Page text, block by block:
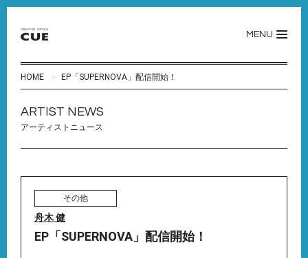
MENU
HOME EP「SUPERNOVA」配信開始！
ARTIST NEWS
アーティストニュース
その他
舟木 健
EP「SUPERNOVA」配信開始！